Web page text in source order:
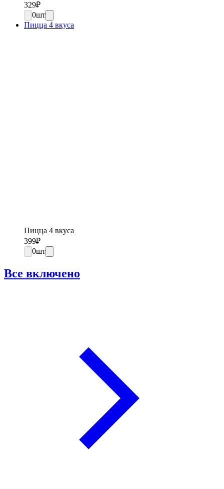
329₽
0шт
Пицца 4 вкуса
Пицца 4 вкуса
399₽
0шт
Все включено